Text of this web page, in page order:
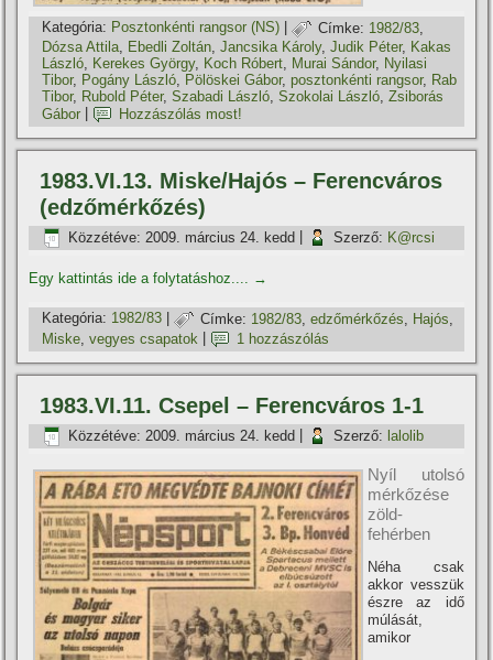
Kategória: Posztonkénti rangsor (NS) | Címke: 1982/83
Dózsa Attila, Ebedli Zoltán,Jancsika Károly,Judik Péter, Kakas
László, Kerekes György, Koch Róbert, Murai Sándor, Nyilasi
Tibor, Pogány László, Pölöskei Gábor,posztonkénti rangsor, Rab
Tibor, Rubold Péter,Szabadi László,Szokolai László,Zsiborás
Gábor
Hozzászólás most!
1983.VI.13. Miske/Hajós – Ferencváros
(edzőmérkőzés)
Közzétéve: 2009. március 24. kedd Szerző: K@rcsi
Egy kattintás ide a folytatáshoz.... →
Kategória: 1982/83 | Címke: 1982/83 ,edzőmérkőzés Hajós
Miske ,vegyes csapatok 1 hozzászólás
1983.VI.11. Csepel – Ferencváros 1-1
Közzétéve: 2009. március 24. kedd Szerző: lalolib
Nyí­l utolsó
mérkőzése
zöld-
fehérben
Néha csak
akkor vesszük
észre az idő
múlását,
amikor